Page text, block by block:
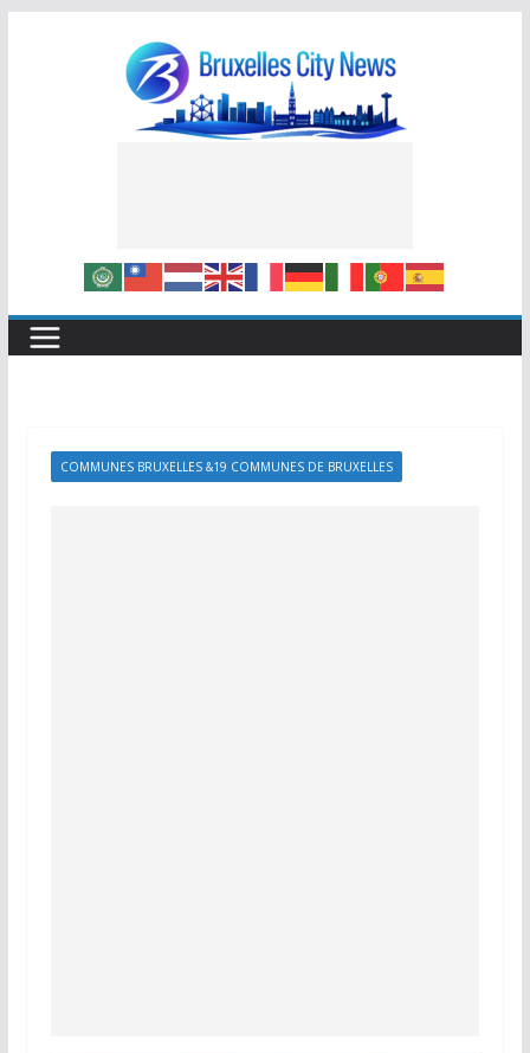
COMMUNES BRUXELLES &19 COMMUNES DE BRUXELLES